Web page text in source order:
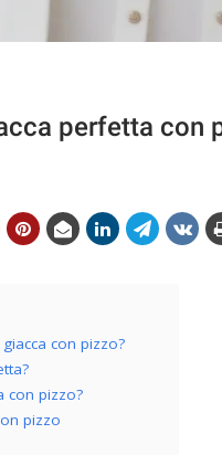
perfetta con
con pizzo?
con pizzo?
pizzo